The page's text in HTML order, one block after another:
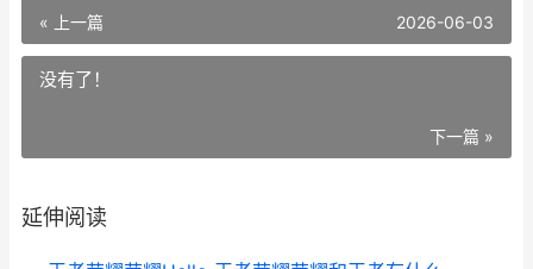
« 上一篇 2026-06-03
没有了！
下一篇 »
延伸阅读